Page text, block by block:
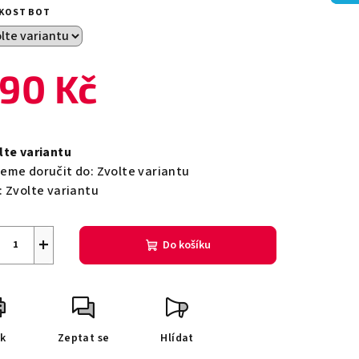
BOT
Kč
variantu
doručit do: Zvolte variantu
Zvolte variantu
+ Do košíku
Zeptat se Hlídat